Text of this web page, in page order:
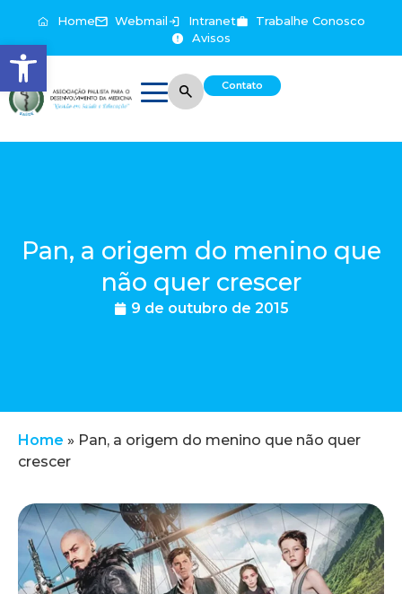
Abrir a barra de ferramentas
Home Webmail Intranet
Trabalhe Conosco
Avisos
Contato
Pan, a origem do menino que
não quer crescer
9 de outubro de 2015
Home » Pan, a origem do menino que não quer
crescer